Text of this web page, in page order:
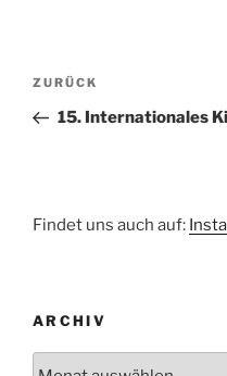
Beitragsnavigation
Vorheriger
Beitrag
ZURÜCK
15. Internationales
Findet uns auch auf:
ARCHIV